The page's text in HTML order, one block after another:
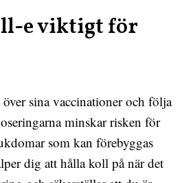
e viktigt för
sina vaccinationer och följa
minskar risken för
som kan förebyggas
dig att hålla koll på när det